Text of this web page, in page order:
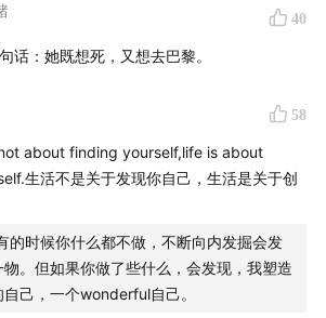
妮达)《Colorful World》
接：
（需科 学/上 网）
常
40
话：她既想死，又想去巴黎。
58
about finding yourself,life is about
生活不是关于发现你自己，生活是关于创
的时候你什么都不做，不断向内发掘会发
。但如果你做了些什么，会发现，我塑造
己，一个wonderful自己。